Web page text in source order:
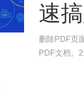
速
删除PDF页
PDF文档。